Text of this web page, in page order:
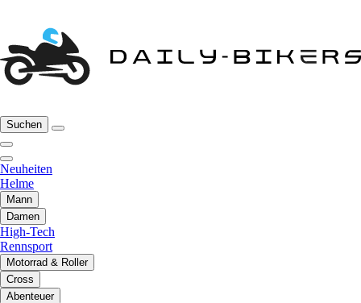
Suchen
Neuheiten
Helme
Mann
Damen
High-Tech
Rennsport
Motorrad & Roller
Cross
Abenteuer